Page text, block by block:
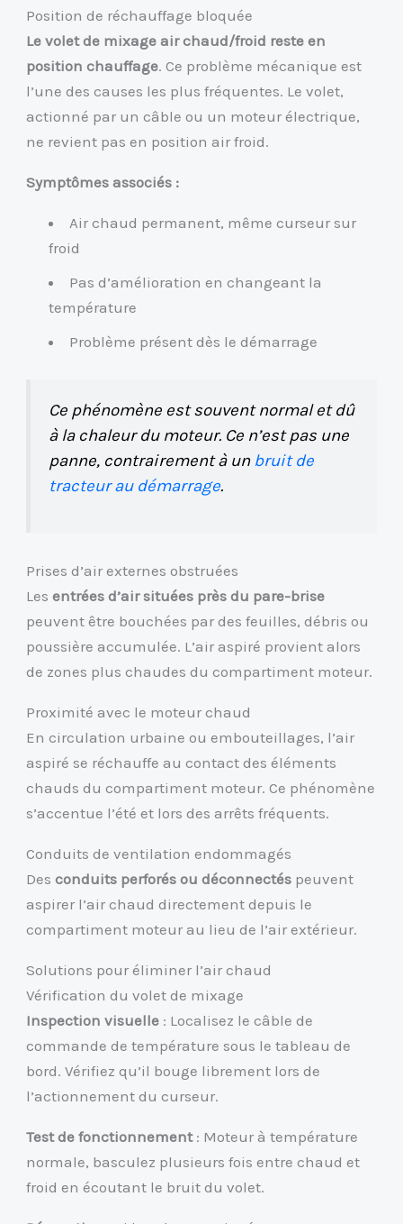
Position de réchauffage bloquée
Le volet de mixage air chaud/froid reste en
position chauffage. Ce problème mécanique est
l’une des causes les plus fréquentes. Le volet,
actionné par un câble ou un moteur électrique,
ne revient pas en position air froid.
Symptômes associés :
Air chaud permanent, même curseur sur
froid
Pas d’amélioration en changeant la
température
Problème présent dès le démarrage
Ce phénomène est souvent normal et dû
à la chaleur du moteur. Ce n’est pas une
panne, contrairement à un bruit de
tracteur au démarrage.
Prises d’air externes obstruées
Lesentrées d’air situées près du pare-brise
peuvent être bouchées par des feuilles, débris ou
poussière accumulée. L’air aspiré provient alors
de zones plus chaudes du compartiment moteur.
Proximité avec le moteur chaud
En circulation urbaine ou embouteillages, l’air
aspiré se réchauffe au contact des éléments
chauds du compartiment moteur. Ce phénomène
s’accentue l’été et lors des arrêts fréquents.
Conduits de ventilation endommagés
Desconduits perforés ou déconnectés peuvent
aspirer l’air chaud directement depuis le
compartiment moteur au lieu de l’air extérieur.
Solutions pour éliminer l’air chaud
Vérification du volet de mixage
Inspection visuelle : Localisez le câble de
commande de température sous le tableau de
bord. Vérifiez qu’il bouge librement lors de
l’actionnement du curseur.
Test de fonctionnement: Moteur à température
normale, basculez plusieurs fois entre chaud et
froid en écoutant le bruit du volet.